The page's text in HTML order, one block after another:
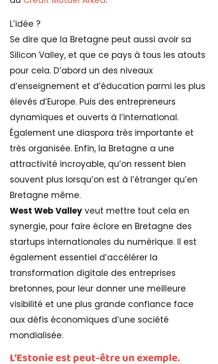
L’idée ?
Se dire que la Bretagne peut aussi avoir sa
Silicon Valley, et que ce pays à tous les atouts
pour cela. D’abord un des niveaux
d’enseignement et d’éducation parmi les plus
élevés d’Europe. Puis des entrepreneurs
dynamiques et ouverts à l’international.
Également une diaspora très importante et
très organisée. Enfin, la Bretagne a une
attractivité incroyable, qu’on ressent bien
souvent plus lorsqu’on est à l’étranger qu’en
Bretagne même.
West Web Valley veut mettre tout cela en
synergie, pour faire éclore en Bretagne des
startups internationales du numérique. Il est
également essentiel d’accélérer la
transformation digitale des entreprises
bretonnes, pour leur donner une meilleure
visibilité et une plus grande confiance face
aux défis économiques d’une société
mondialisée.
L’Estonie est peut-être un exemple.